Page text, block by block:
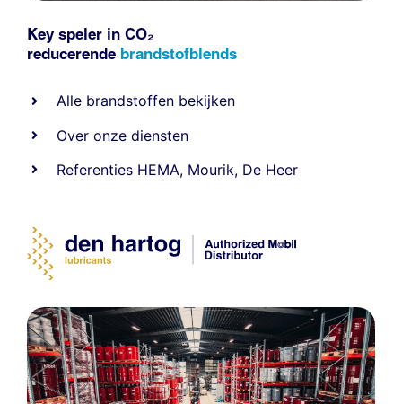
Key speler in CO₂
reducerende brandstofblends
Alle brandstoffen bekijken
Over onze diensten
Referenties HEMA, Mourik, De Heer